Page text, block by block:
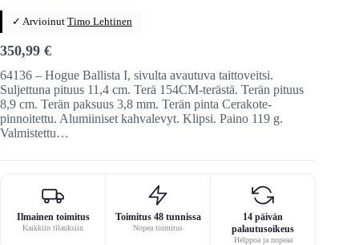
✓ Arvioinut Timo Lehtinen
350,99 €
64136 – Hogue Ballista I, sivulta avautuva taittoveitsi.
Suljettuna pituus 11,4 cm. Terä 154CM-terästä. Terän pituus
8,9 cm. Terän paksuus 3,8 mm. Terän pinta Cerakote-
pinnoitettu. Alumiiniset kahvalevyt. Klipsi. Paino 119 g.
Valmistettu…
Ilmainen toimitus
Kaikkiin tilauksiin
Toimitus 48 tunnissa
Nopea toimitus
14 päivän
palautusoikeus
Helppoa ja nopeaa